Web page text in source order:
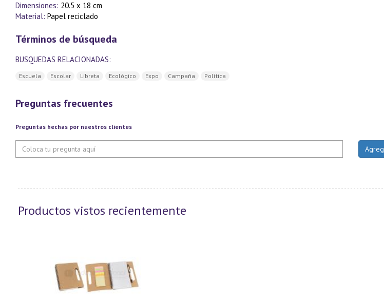
Dimensiones: 20.5 x 18 cm
Material: Papel reciclado
Términos de búsqueda
BUSQUEDAS RELACIONADAS:
Escuela Escolar Libreta Ecológico Expo Campaña Política
Preguntas frecuentes
Preguntas hechas por nuestros clientes
Productos vistos recientemente